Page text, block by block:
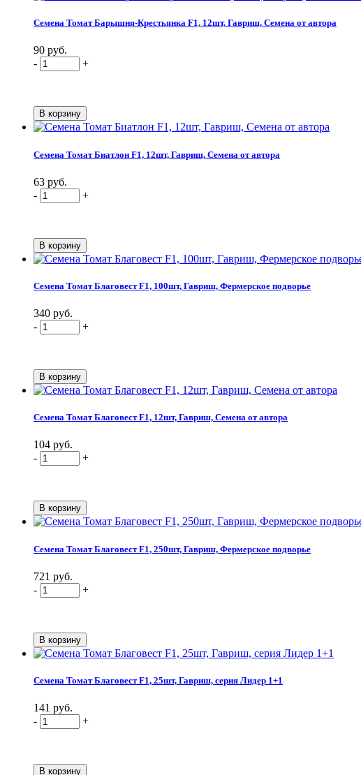
Семена Томат Барышня-Крестьянка F1, 12шт, Гавриш, Семена от автора
90 руб.
-
+
Семена Томат Биатлон F1, 12шт, Гавриш, Семена от автора
63 руб.
-
+
Семена Томат Благовест F1, 100шт, Гавриш, Фермерское подворье
340 руб.
-
+
Семена Томат Благовест F1, 12шт, Гавриш, Семена от автора
104 руб.
-
+
Семена Томат Благовест F1, 250шт, Гавриш, Фермерское подворье
721 руб.
-
+
Семена Томат Благовест F1, 25шт, Гавриш, серия Лидер 1+1
141 руб.
-
+